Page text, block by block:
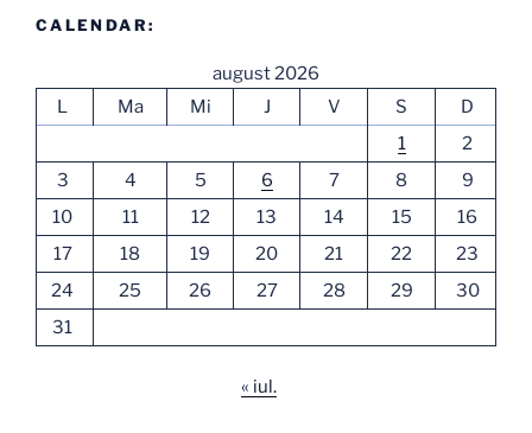
CALENDAR:
august 2026
L
Ma Mi J V S
D
1
2
3
4 5 6 7 8
9
10
11 12 13 14 15
16
17
18 19 20 21 22
23
24
25 26 27 28 29
30
31
« iul.